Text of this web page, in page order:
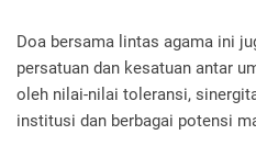
Doa bersama lintas agama ini
persatuan dan kesatuan antar
oleh nilai-nilai toleransi,
institusi dan berbagai potensi